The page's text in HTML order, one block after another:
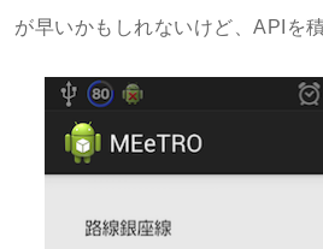
が早いかもしれないけど、APIを